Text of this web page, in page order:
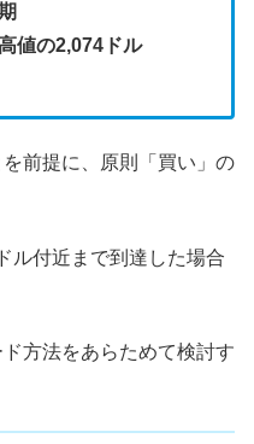
値の2,074ドル
前提に、原則「買い」の
ル付近まで到達した場合
方法をあらためて検討す